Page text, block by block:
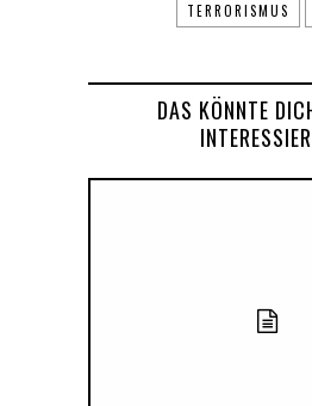
TERRORISMUS
DAS KÖNNTE